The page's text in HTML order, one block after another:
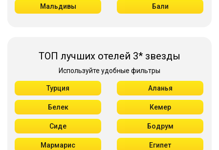
Мальдивы Бали
ТОП лучших отелей 3* звезды
Используйте удобные фильтры
Турция Аланья
Белек Кемер
Сиде Бодрум
Мармарис Египет